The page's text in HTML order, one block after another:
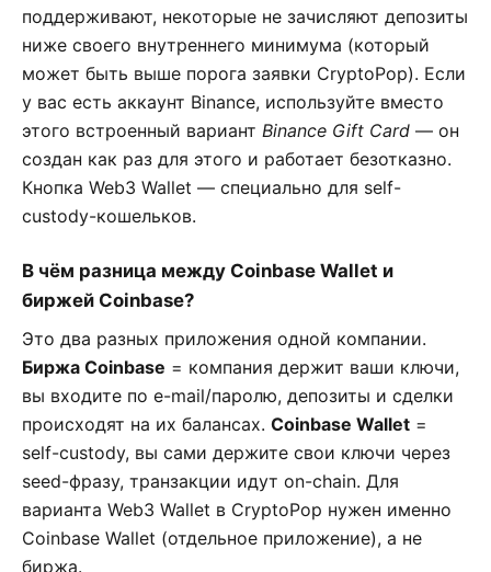
поддерживают, некоторые не зачисляют депозиты
ниже своего внутреннего минимума (который
может быть выше порога заявки CryptoPop). Если
у вас есть аккаунт Binance, используйте вместо
этого встроенный вариант Binance Gift Card — он
создан как раз для этого и работает безотказно.
Кнопка Web3 Wallet — специально для self-
custody-кошельков.
В чём разница между Coinbase Wallet и
биржей Coinbase?
Это два разных приложения одной компании.
Биржа Coinbase = компания держит ваши ключи,
вы входите по e-mail/паролю, депозиты и сделки
происходят на их балансах. Coinbase Wallet =
self-custody, вы сами держите свои ключи через
seed-фразу, транзакции идут on-chain. Для
варианта Web3 Wallet в CryptoPop нужен именно
Coinbase Wallet (отдельное приложение), а не
биржа.